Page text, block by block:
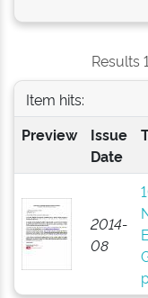
Results
Item hits:
Preview
Issue
Date
2014-
08